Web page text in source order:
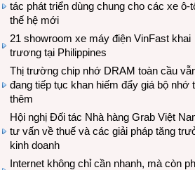
tác phát triển dùng chung cho các xe ô-
thế hệ mới
21 showroom xe máy điện VinFast khai
trương tại Philippines
Thị trường chip nhớ DRAM toàn cầu
đang tiếp tục khan hiếm đẩy giá bộ nhớ
thêm
Hội nghị Đối tác Nhà hàng Grab Việt
tư vấn về thuế và các giải pháp tăng
kinh doanh
Internet không chỉ cần nhanh, mà còn